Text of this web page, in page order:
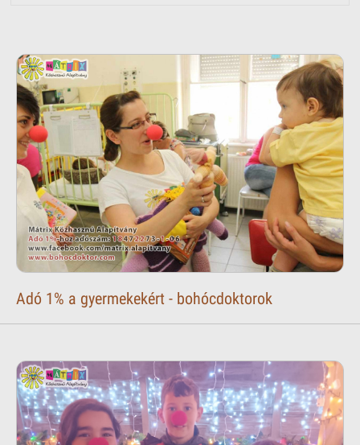
Adó 1% a gyermekekért - bohócdoktorok